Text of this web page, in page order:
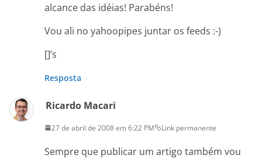
alcance das idéias! Parabéns!
Vou ali no yahoopipes juntar os feeds :-)
[]’s
Resposta
Ricardo Macari
27 de abril de 2008 em 6:22 PM Link permanente
Sempre que publicar um artigo também vou